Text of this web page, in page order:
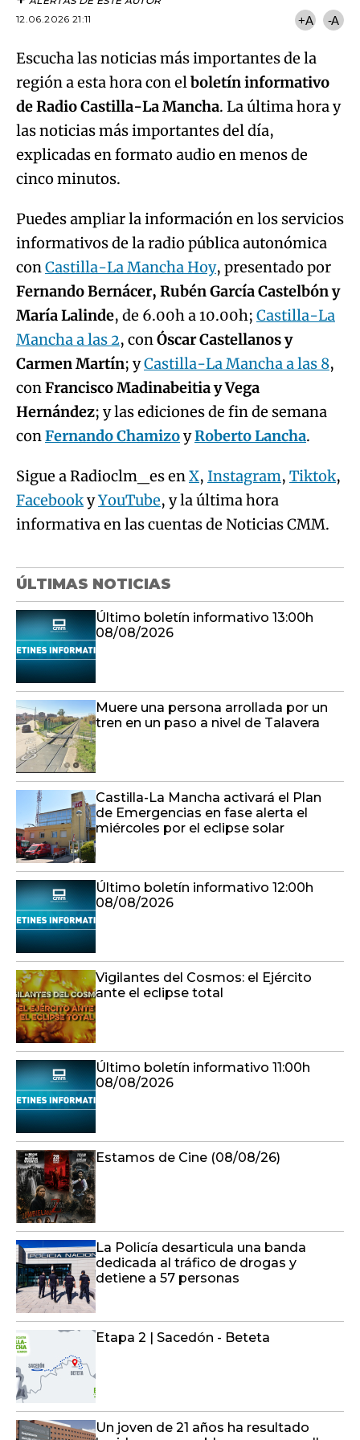
12.06.2026 21:11
+A -A
Escucha las noticias más importantes de la
región a esta hora con elboletín informativo
de Radio Castilla-La Mancha. La última hora y
las noticias más importantes del día,
explicadas en formato audio en menos de
cinco minutos.
Puedes ampliar la información en los servicios
informativos de la radio pública autonómica
conCastilla-La Mancha Hoy, presentado por
Fernando Bernácer, Rubén García Castelbón y
María Lalinde, de 6.00h a 10.00h; Castilla-La
Mancha a las 2, conÓscar Castellanos y
Carmen Martín; yCastilla-La Mancha a las 8,
conFrancisco Madinabeitia y Vega
Hernández; y las ediciones de fin de semana
conFernando ChamizoyRoberto Lancha.
Sigue a Radioclm_es enX, Instagram, Tiktok,
FacebookyYouTube, y la última hora
informativa en las cuentas de Noticias CMM.
ÚLTIMAS NOTICIAS
Último boletín informativo 13:00h
08/08/2026
Muere una persona arrollada por un
tren en un paso a nivel de Talavera
Castilla-La Mancha activará el Plan
de Emergencias en fase alerta el
miércoles por el eclipse solar
Último boletín informativo 12:00h
08/08/2026
Vigilantes del Cosmos: el Ejército
ante el eclipse total
Último boletín informativo 11:00h
08/08/2026
Estamos de Cine (08/08/26)
La Policía desarticula una banda
dedicada al tráfico de drogas y
detiene a 57 personas
Etapa 2 | Sacedón - Beteta
Un joven de 21 años ha resultado